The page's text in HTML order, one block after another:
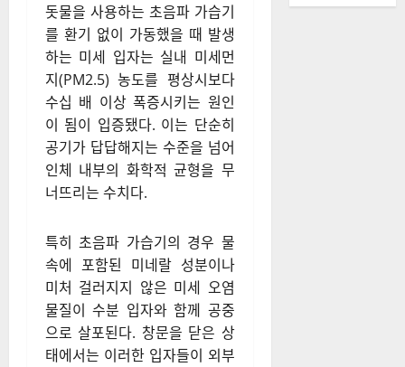
돗물을 사용하는 초음파 가습기
를 환기 없이 가동했을 때 발생
하는 미세 입자는 실내 미세먼
지(PM2.5) 농도를 평상시보다
수십 배 이상 폭증시키는 원인
이 됨이 입증됐다. 이는 단순히
공기가 답답해지는 수준을 넘어
인체 내부의 화학적 균형을 무
너뜨리는 수치다.
특히 초음파 가습기의 경우 물
속에 포함된 미네랄 성분이나
미처 걸러지지 않은 미세 오염
물질이 수분 입자와 함께 공중
으로 살포된다. 창문을 닫은 상
태에서는 이러한 입자들이 외부